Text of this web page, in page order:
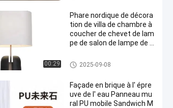
00:29
Phare nordique de décora
tion de villa de chambre à
coucher de chevet de lam
pe de salon de lampe de T
Bouton de porte d'enfants
2025-09-08
Façade en brique à l' épre
uve de l' eau Panneau mu
ral PU mobile Sandwich M